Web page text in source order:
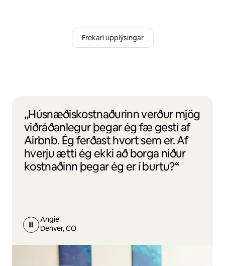
Frekari upplýsingar
„Húsnæðiskostnaðurinn verður mjög
viðráðanlegur þegar ég fæ gesti af
Airbnb. Ég ferðast hvort sem er. Af
hverju ætti ég ekki að borga niður
kostnaðinn þegar ég er í burtu?“
Angie
Denver, CO